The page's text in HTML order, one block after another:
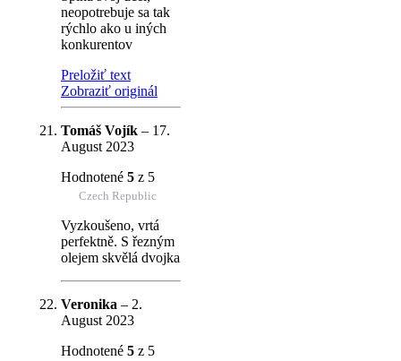
neopotrebuje sa tak
rýchlo ako u iných
konkurentov
Preložiť text
Zobraziť originál
Tomáš Vojík – 17.
August 2023
Hodnotené 5 z 5
Czech Republic
Vyzkoušeno, vrtá
perfektně. S řezným
olejem skvělá dvojka
Veronika – 2.
August 2023
Hodnotené 5 z 5